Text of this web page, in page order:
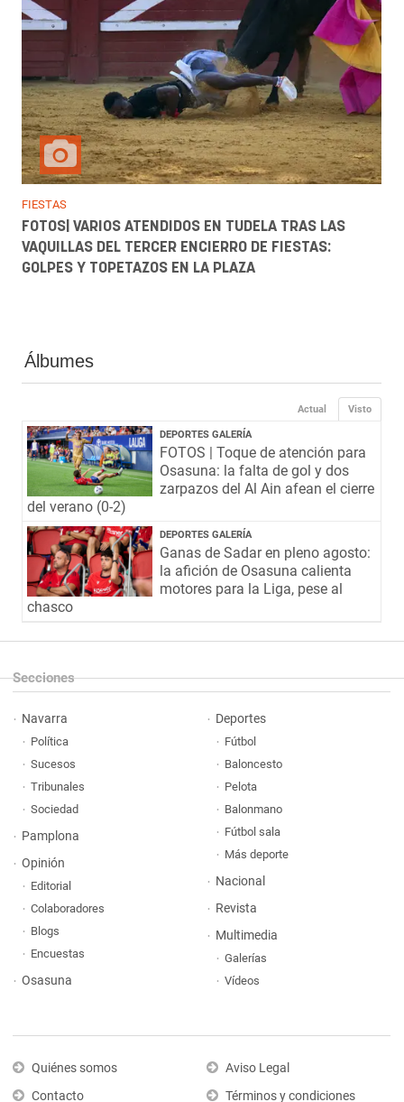
FIESTAS
FOTOS| VARIOS ATENDIDOS EN TUDELA TRAS LAS
VAQUILLAS DEL TERCER ENCIERRO DE FIESTAS:
GOLPES Y TOPETAZOS EN LA PLAZA
Álbumes
Visto
Actual
DEPORTES GALERÍA
FOTOS | Toque de atención para
Osasuna: la falta de gol y dos
zarpazos del Al Ain afean el cierre
del verano (0-2)
DEPORTES GALERÍA
Ganas de Sadar en pleno agosto:
la afición de Osasuna calienta
motores para la Liga, pese al
chasco
Secciones
Navarra
Política
Sucesos
Tribunales
Sociedad
Pamplona
Opinión
Editorial
Colaboradores
Blogs
Encuestas
Osasuna
Deportes
Fútbol
Baloncesto
Pelota
Balonmano
Fútbol sala
Más deporte
Nacional
Revista
Multimedia
Galerías
Vídeos
Quiénes somos
Contacto
Aviso Legal
Términos y condiciones